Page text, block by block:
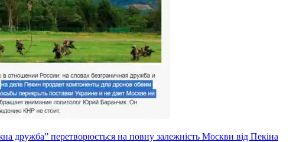
дружба” перетворюється на повну залежність Москви від Пекіна